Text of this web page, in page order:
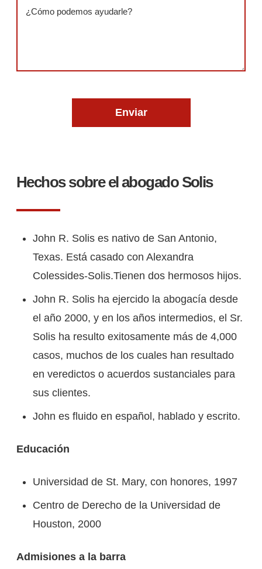
Hechos sobre el abogado Solis
John R. Solis es nativo de San Antonio,
Texas. Está casado con Alexandra
Colessides-Solis.Tienen dos hermosos hijos.
John R. Solis ha ejercido la abogacía desde
el año 2000, y en los años intermedios, el Sr.
Solis ha resulto exitosamente más de 4,000
casos, muchos de los cuales han resultado
en veredictos o acuerdos sustanciales para
sus clientes.
John es fluido en español, hablado y escrito.
Educación
Universidad de St. Mary, con honores, 1997
Centro de Derecho de la Universidad de
Houston, 2000
Admisiones a la barra